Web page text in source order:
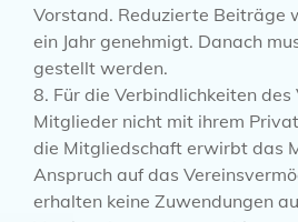
Vorstand. Reduzierte Beiträge
ein Jahr genehmigt. Danach
gestellt werden.
8. Für die Verbindlichkeiten des
Mitglieder nicht mit ihrem
die Mitgliedschaft erwirbt das
Anspruch auf das
erhalten keine Zuwendungen